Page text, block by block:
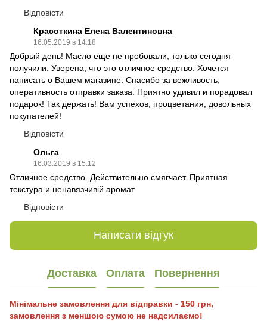
Відповісти
Красоткина Елена Валентиновна
16.05.2019 в 14:18
Добрый день! Масло еще не пробовали, только сегодня
получили. Уверена, что это отличное средство. Хочется
написать о Вашем магазине. Спасибо за вежливость,
оперативность отправки заказа. Приятно удивил и порадовал
подарок! Так держать! Вам успехов, процветания, довольных
покупателей!
Відповісти
Ольга
16.03.2019 в 15:12
Отличное средство. Действительно смягчает. Приятная
текстура и ненавязчивій аромат
Відповісти
Написати відгук
Доставка Оплата Повернення
Мінімальне замовлення для відправки - 150 грн,
замовлення з меншою сумою не надсилаємо!